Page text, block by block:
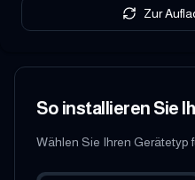
Zur
So installieren Sie
Wählen Sie Ihren Gerätetyp